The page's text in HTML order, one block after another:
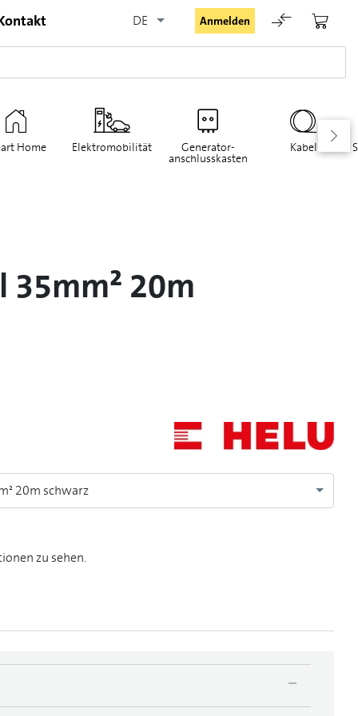
DE Anmelden
Passwort vergessen
Home Elektromobilität Generator-
anschlusskasten
Kabel
20m
20m schwarz
zu sehen.